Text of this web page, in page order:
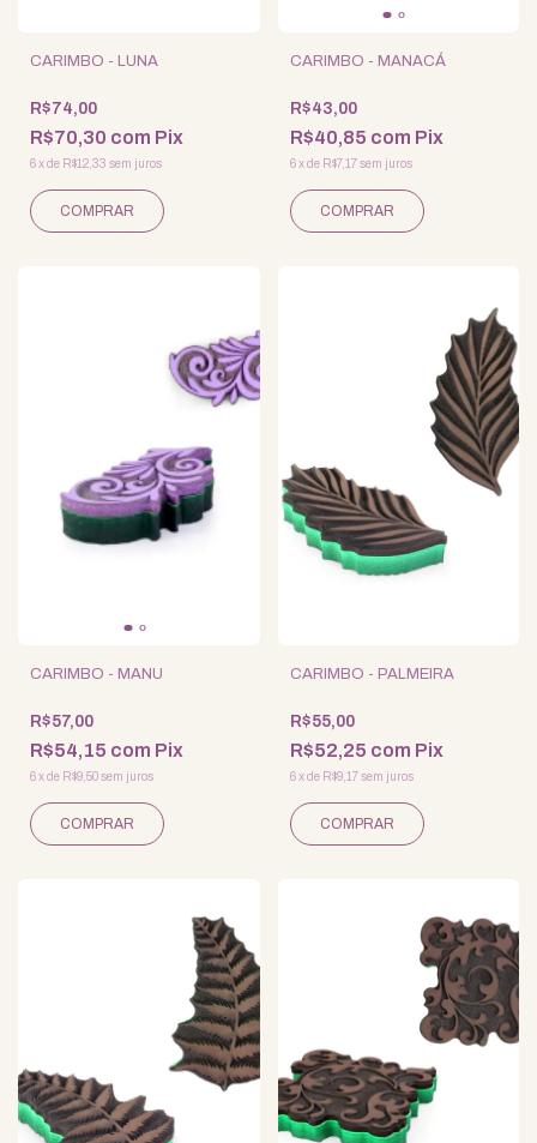
CARIMBO - LUNA
R$74,00
R$70,30 com Pix
6xde R$12,33 sem juros
CARIMBO - MANACÁ
R$43,00
R$40,85 com Pix
6 xde R$7,17 sem juros
CARIMBO - MANU
R$57,00
R$54,15 com Pix
6xde R$9,50sem juros
CARIMBO - PALMEIRA
R$55,00
R$52,25 com Pix
6 xde R$9,17 sem juros